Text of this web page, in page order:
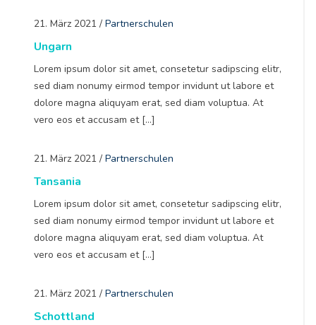
21. März 2021 / Partnerschulen
Ungarn
Lorem ipsum dolor sit amet, consetetur sadipscing elitr,
sed diam nonumy eirmod tempor invidunt ut labore et
dolore magna aliquyam erat, sed diam voluptua. At
vero eos et accusam et […]
21. März 2021 / Partnerschulen
Tansania
Lorem ipsum dolor sit amet, consetetur sadipscing elitr,
sed diam nonumy eirmod tempor invidunt ut labore et
dolore magna aliquyam erat, sed diam voluptua. At
vero eos et accusam et […]
21. März 2021 / Partnerschulen
Schottland